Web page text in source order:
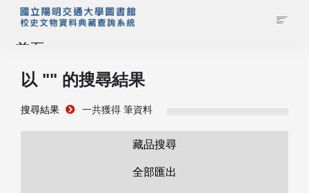
首頁
藏品查詢
以 "" 的搜尋結果
搜尋結果 一共獲得 筆資料
藏品搜尋
全部匯出